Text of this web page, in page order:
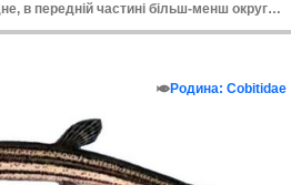
Тіло вугра подовжене, змієвидне, в передній частині більш-менш округлене, а від анального отвору до хвоста стисле з боків. Вугор покритий шаром густог...
Родина: Cobitidae